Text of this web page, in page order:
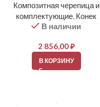
Композитная черепица и
комплектующие, Конек
В наличии
2 856,00₽
В КОРЗИНУ